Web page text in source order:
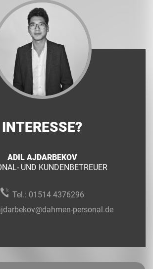
INTERESSE?
ADIL AJDARBEKOV
UND KUNDENBETREUER
Tel.: 01514 4376296
personal.de